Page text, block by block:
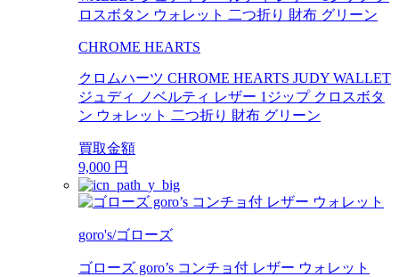
CHROME HEARTS
クロムハーツ CHROME HEARTS JUDY WALLET
ジュディ ノベルティ レザー 1ジップ クロスボタ
ン ウォレット 二つ折り 財布 グリーン
買取金額
9,000 円
goro's/ゴローズ
ゴローズ goro’s コンチョ付 レザー ウォレット